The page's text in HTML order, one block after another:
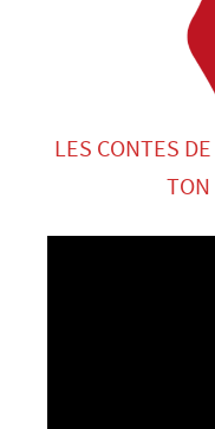
LES CONTES
TON